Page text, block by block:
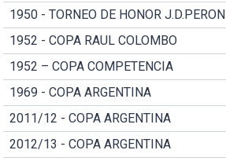
1950 - TORNEO DE HONOR J.D.PERON
1952 - COPA RAUL COLOMBO
1952 – COPA COMPETENCIA
1969 - COPA ARGENTINA
2011/12 - COPA ARGENTINA
2012/13 - COPA ARGENTINA